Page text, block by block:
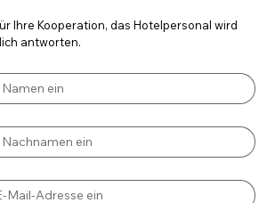
Ihre Kooperation, das Hotelpersonal wird
antworten.